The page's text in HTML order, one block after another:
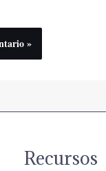
Recursos